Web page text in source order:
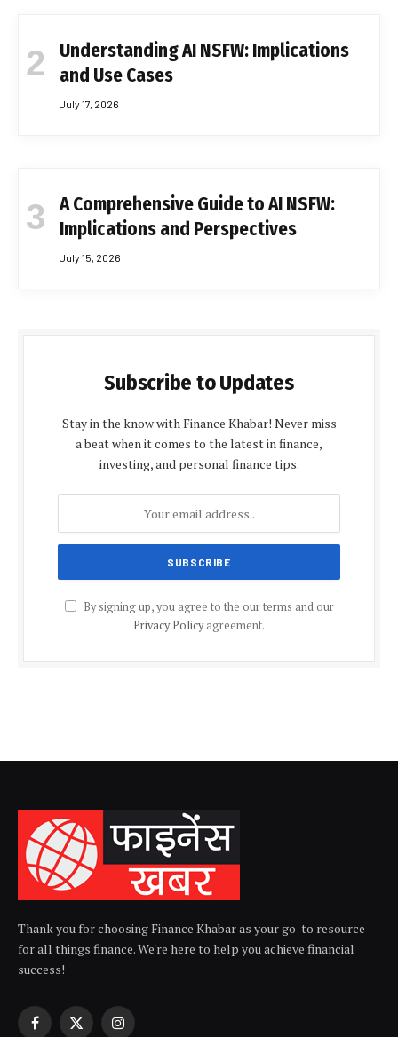
Understanding AI NSFW: Implications
and Use Cases
July 17, 2026
A Comprehensive Guide to AI NSFW:
Implications and Perspectives
July 15, 2026
Subscribe to Updates
Stay in the know with Finance Khabar! Never miss
a beat when it comes to the latest in finance,
investing, and personal finance tips.
By signing up, you agree to the our terms and our
Privacy Policyagreement.
Thank you for choosing Finance Khabar as your go-to resource
for all things finance. We're here to help you achieve financial
success!
Facebook
X Instagram